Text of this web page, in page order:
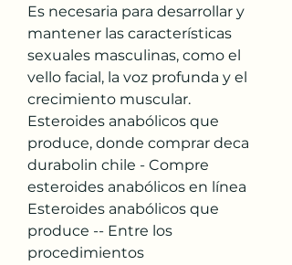
Es necesaria para desarrollar y
mantener las características
sexuales masculinas, como el
vello facial, la voz profunda y el
crecimiento muscular.
Esteroides anabólicos que
produce, donde comprar deca
durabolin chile - Compre
esteroides anabólicos en línea
Esteroides anabólicos que
produce -- Entre los
procedimientos